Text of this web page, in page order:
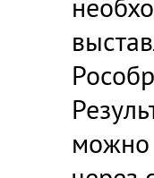
можно